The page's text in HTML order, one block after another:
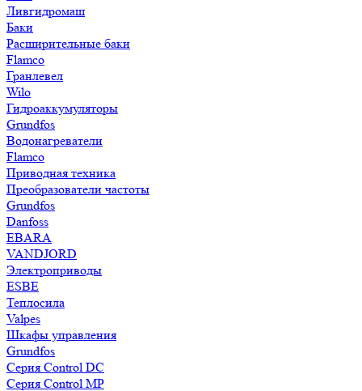
Ливгидромаш
Баки
Расширительные баки
Flamco
Гранлевел
Wilo
Гидроаккумуляторы
Grundfos
Водонагреватели
Flamco
Приводная техника
Преобразователи частоты
Grundfos
Danfoss
EBARA
VANDJORD
Электроприводы
ESBE
Теплосила
Valpes
Шкафы управления
Grundfos
Серия Control DC
Серия Control MP